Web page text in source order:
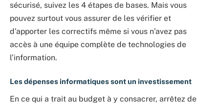
sécurisé, suivez les 4 étapes de bases. Mais vous
pouvez surtout vous assurer de les vérifier et
d’apporter les correctifs même si vous n’avez pas
accès à une équipe complète de technologies de
l’information.
Les dépenses informatiques sont un investissement
En ce qui a trait au budget à y consacrer, arrêtez de